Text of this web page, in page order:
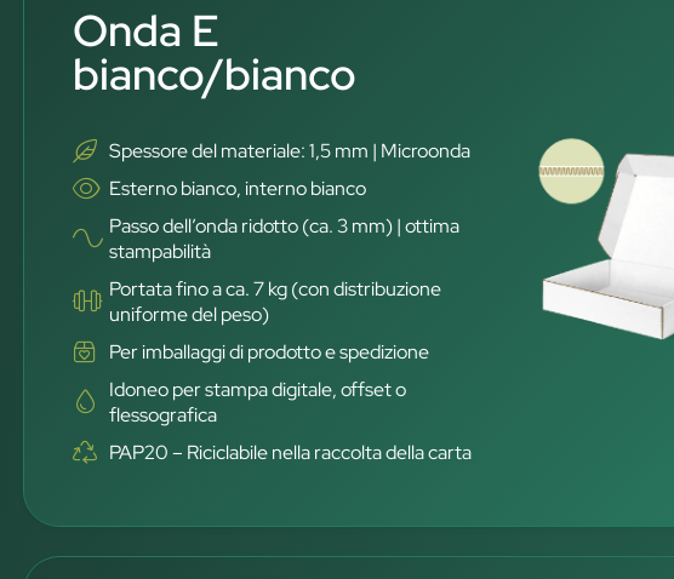
Onda E
bianco/bianco
Spessore del materiale: 1,5 mm | Microonda
Esterno bianco, interno bianco
Passo dell’onda ridotto (ca. 3 mm) | ottima
stampabilità
Portata fino a ca. 7 kg (con distribuzione
uniforme del peso)
Per imballaggi di prodotto e spedizione
Idoneo per stampa digitale, offset o
flessografica
PAP20 – Riciclabile nella raccolta della carta